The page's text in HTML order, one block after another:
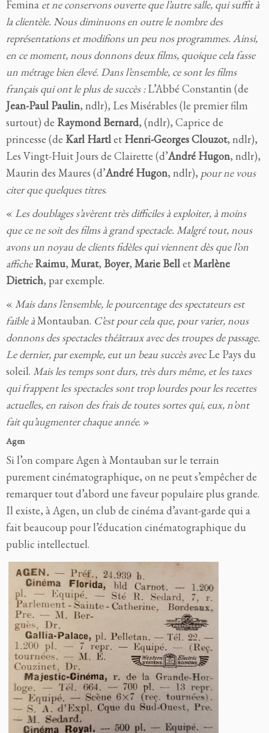
Femina et ne conservons ouverte que l’autre salle, qui suffit à
la clientèle. Nous diminuons en outre le nombre des
représentations et modifions un peu nos programmes. Ainsi,
en ce moment, nous donnons deux films, quoique cela fasse
un métrage bien élevé. Dans l’ensemble, ce sont les films
français qui ont le plus de succès :L’Abbé Constantin (de
Jean-Paul Paulin, ndlr), Les Misérables (le premier film
surtout) de Raymond Bernard, (ndlr), Caprice de
princesse (de Karl Hartlet Henri-Georges Clouzot, ndlr),
Les Vingt-Huit Jours de Clairette (d’André Hugon, ndlr),
Maurin des Maures (d’André Hugon, ndlr), pour ne vous
citer que quelques titres.
« Les doublages s’avèrent très difficiles à exploiter, à moins
que ce ne soit des films à grand spectacle. Malgré tout, nous
avons un noyau de clients fidèles qui viennent dès que l’on
affiche Raimu, Murat, Boyer, Marie BelletMarlène
Dietrich, par exemple.
« Mais dans l’ensemble, le pourcentage des spectateurs est
faible àMontauban. C’est pour cela que, pour varier, nous
donnons des spectacles théâtraux avec des troupes de passage.
Le dernier, par exemple, eut un beau succès avec Le Pays du
soleil. Mais les temps sont durs, très durs même, et les taxes
qui frappent les spectacles sont trop lourdes pour les recettes
actuelles, en raison des frais de toutes sortes qui, eux, n’ont
fait qu’augmenter chaque année. »
Agen
Si l’on compare Agen à Montauban sur le terrain
purement cinématographique, on ne peut s’empêcher de
remarquer tout d’abord une faveur populaire plus grande.
Il existe, à Agen, un club de cinéma d’avant-garde qui a
fait beaucoup pour l’éducation cinématographique du
public intellectuel.